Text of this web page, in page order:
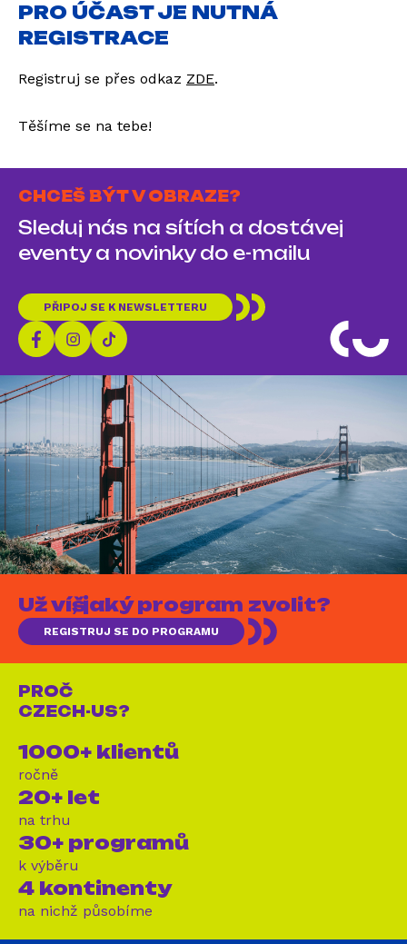
PRO ÚČAST JE NUTNÁ
REGISTRACE
Registruj se přes odkaz ZDE.
Těšíme se na tebe!
CHCEŠ BÝT V OBRAZE?
Sleduj nás na sítích a dostávej
eventy a novinky do e-mailu
PŘIPOJ SE K NEWSLETTERU
Už víš, jaký program zvolit?
REGISTRUJ SE DO PROGRAMU
PROČ
CZECH-US?
1000+ klientů
ročně
20+ let
na trhu
30+ programů
k výběru
4 kontinenty
na nichž působíme